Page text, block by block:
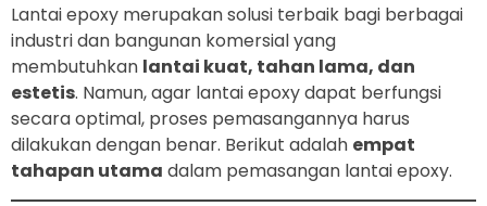
Lantai epoxy merupakan solusi terbaik bagi berbagai
industri dan bangunan komersial yang
membutuhkan lantai kuat, tahan lama, dan
estetis. Namun, agar lantai epoxy dapat berfungsi
secara optimal, proses pemasangannya harus
dilakukan dengan benar. Berikut adalah empat
tahapan utama dalam pemasangan lantai epoxy.